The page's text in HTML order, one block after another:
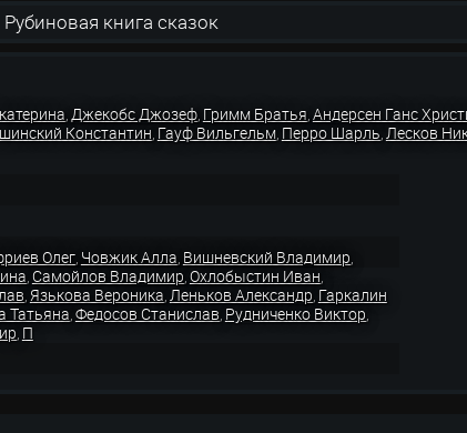
Рубиновая книга сказок
,Джекобс Джозеф, Гримм Братья,Андерсен Ганс
Константин, Гауф Вильгельм, Перро Шарль,Лесков
Олег, Човжик Алла, Вишневский Владимир,
,Самойлов Владимир,Охлобыстин Иван,
,Язькова Вероника,Леньков Александр, Гаркалин
Татьяна,Федосов Станислав, Рудниченко Виктор,
, П